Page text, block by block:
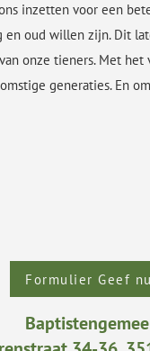
inzetten voor een
oud willen zijn. Dit
onze tieners. Met
generaties. En
Formulier Geef